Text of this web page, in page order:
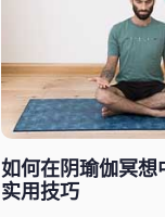
如何在阴瑜伽冥
实用技巧